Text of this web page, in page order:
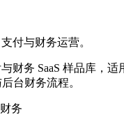
付与财务运营。
财务 SaaS 样品库，适
台财务流程。
务